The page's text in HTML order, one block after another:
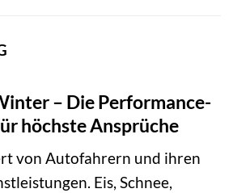
– Die Performance-
höchste Ansprüche
von Autofahrern und ihren
Eis, Schnee,